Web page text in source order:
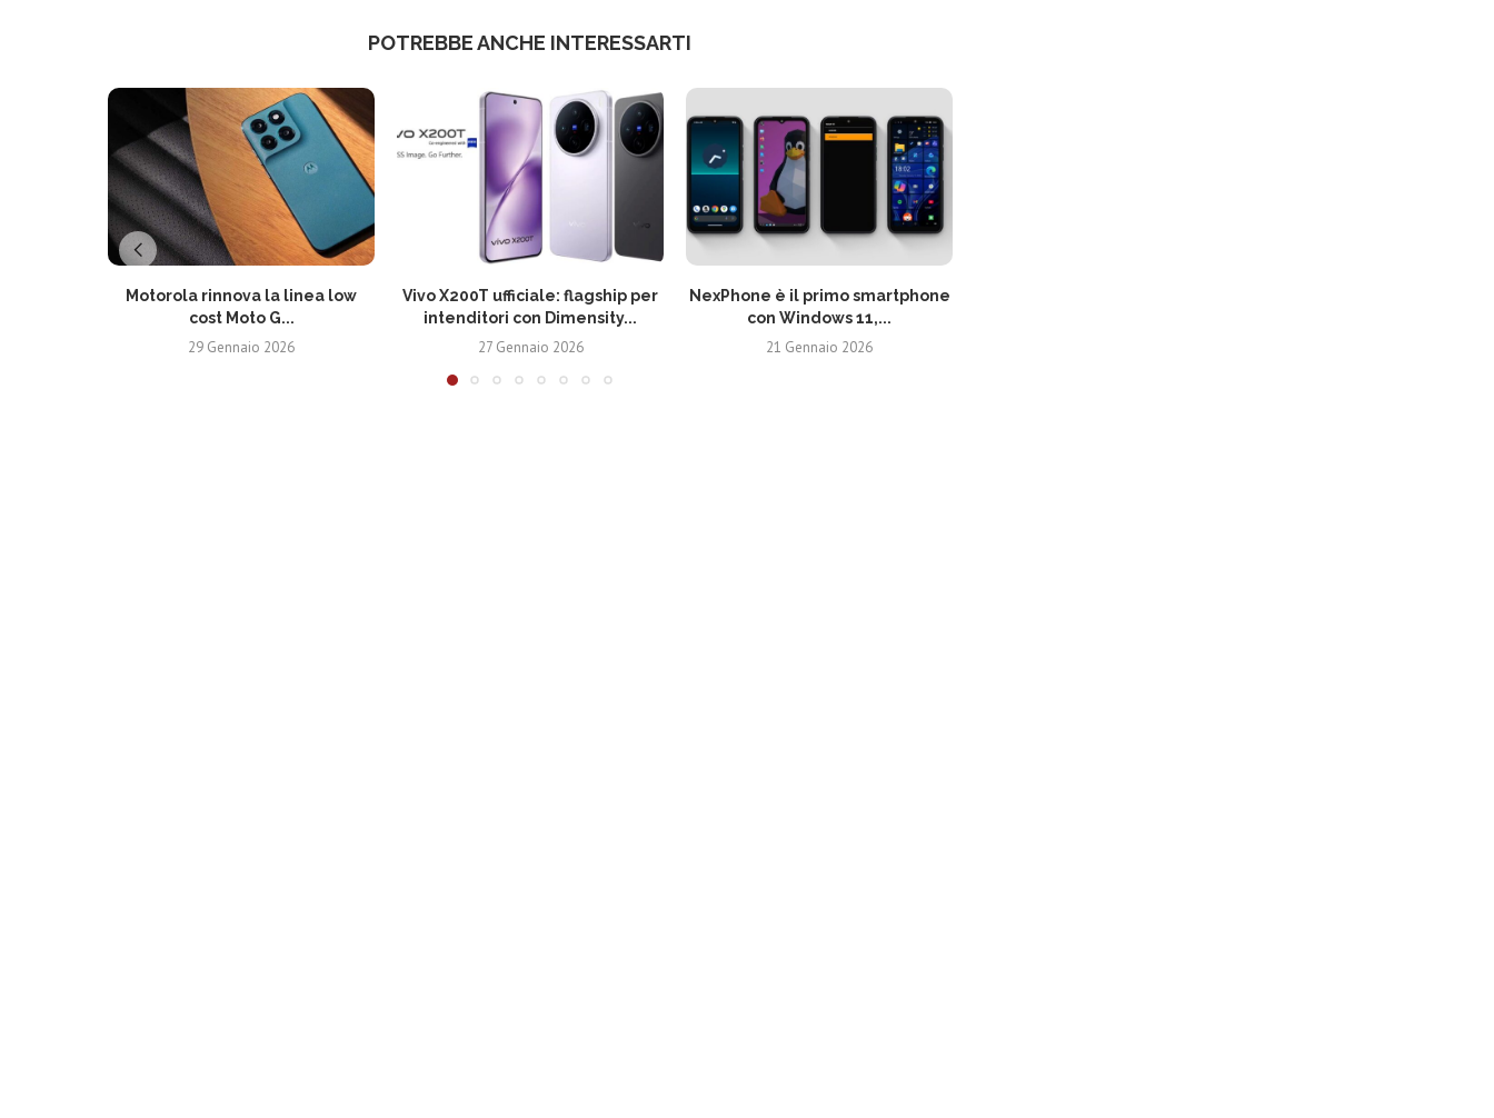
POTREBBE ANCHE INTERESSARTI
Motorola rinnova la linea low
cost Moto G...
29 Gennaio 2026
Vivo X200T ufficiale: flagship per
intenditori con Dimensity...
27 Gennaio 2026
NexPhone è il primo smartphone
con Windows 11,...
21 Gennaio 2026